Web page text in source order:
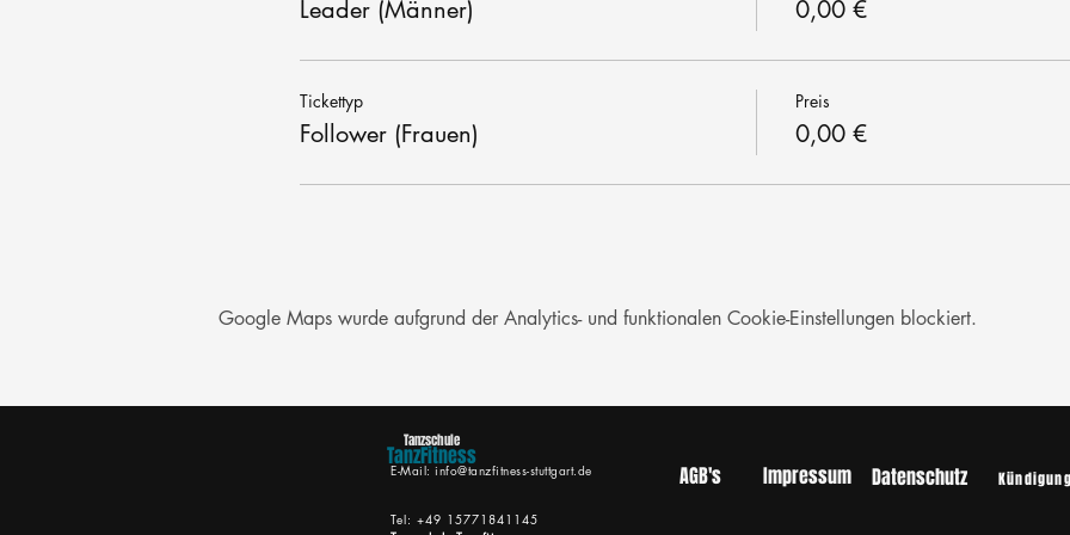
Leader (Männer) 0,00 €
Tickettyp
Follower (Frauen)
Preis
0,00 €
Google Maps wurde aufgrund der Analytics- und funktionalen Cookie-Einstellungen blockiert.
E-Mail: info@tanzfitness-stuttgart.de
Tanzschule
TanzFitness
AGB's Impressum Datenschutz Kündigung
Tel: +49 15771841145